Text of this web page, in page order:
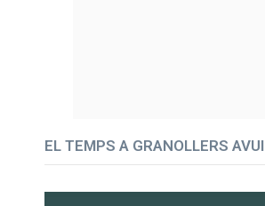
EL TEMPS A GRANOLLERS AVUI